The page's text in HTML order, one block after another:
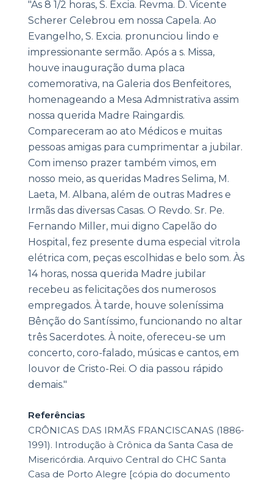
"Às 8 1/2 horas, S. Excia. Revma. D. Vicente
Scherer Celebrou em nossa Capela. Ao
Evangelho, S. Excia. pronunciou lindo e
impressionante sermão. Após a s. Missa,
houve inauguração duma placa
comemorativa, na Galeria dos Benfeitores,
homenageando a Mesa Admnistrativa assim
nossa querida Madre Raingardis.
Compareceram ao ato Médicos e muitas
pessoas amigas para cumprimentar a jubilar.
Com imenso prazer também vimos, em
nosso meio, as queridas Madres Selima, M.
Laeta, M. Albana, além de outras Madres e
Irmãs das diversas Casas. O Revdo. Sr. Pe.
Fernando Miller, mui digno Capelão do
Hospital, fez presente duma especial vitrola
elétrica com, peças escolhidas e belo som. Às
14 horas, nossa querida Madre jubilar
recebeu as felicitações dos numerosos
empregados. À tarde, houve soleníssima
Bênção do Santíssimo, funcionando no altar
três Sacerdotes. À noite, ofereceu-se um
concerto, coro-falado, músicas e cantos, em
louvor de Cristo-Rei. O dia passou rápido
demais."
Referências
CRÔNICAS DAS IRMÃS FRANCISCANAS (1886-
1991). Introdução à Crônica da Santa Casa de
Misericórdia. Arquivo Central do CHC Santa
Casa de Porto Alegre [cópia do documento